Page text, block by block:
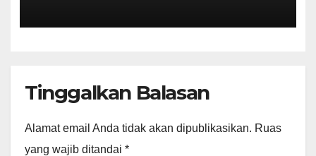
Tinggalkan Balasan
Alamat email Anda tidak akan dipublikasikan. Ruas
yang wajib ditandai *